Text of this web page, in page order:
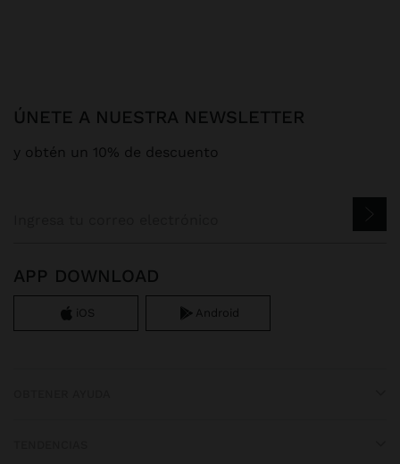
ÚNETE A NUESTRA NEWSLETTER
y obtén un 10% de descuento
APP DOWNLOAD
iOS Android